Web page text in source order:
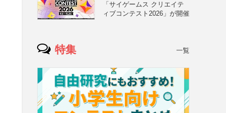
「サイゲームス クリエイテ
ィブコンテスト2026」が開催
特集 一覧